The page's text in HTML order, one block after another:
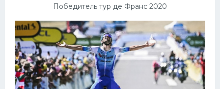
Победитель тур де Франс 2020